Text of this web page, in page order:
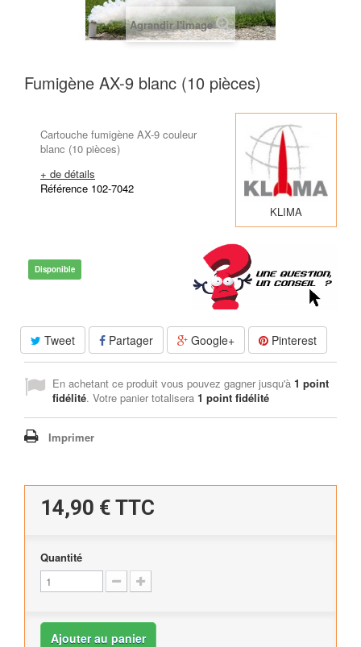
Agrandir l'image
Fumigène AX-9 blanc (10 pièces)
Cartouche fumigène AX-9 couleur
blanc (10 pièces)
+ de détails
Référence 102-7042
KLIMA
Disponible
Tweet Partager Google+ Pinterest
En achetant ce produit vous pouvez gagner jusqu'à 1 point
fidélité. Votre panier totalisera 1 point fidélité
Imprimer
14,90 € TTC
Quantité
Ajouter au panier